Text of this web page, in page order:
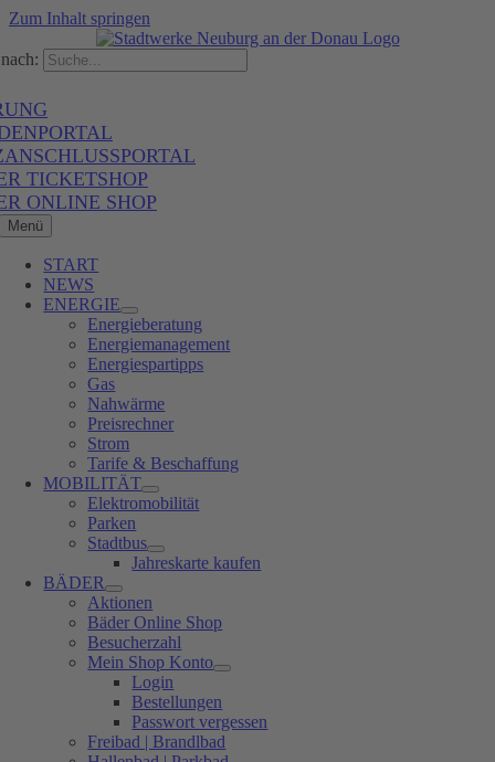
Zum Inhalt springen
TICKETSHOP
ONLINE SHOP
Menü
START
NEWS
ENERGIE
Energieberatung
Energiemanagement
Energiespartipps
Gas
Nahwärme
Preisrechner
Strom
Tarife & Beschaffung
MOBILITÄT
Elektromobilität
Parken
Stadtbus
Jahreskarte kaufen
BÄDER
Aktionen
Bäder Online Shop
Besucherzahl
Mein Shop Konto
Login
Bestellungen
Passwort vergessen
Freibad | Brandlbad